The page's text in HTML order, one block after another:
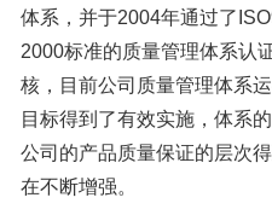
体系，并于2004年通过了
2000标准的质量管理体系认
核，目前公司质量管理体系
目标得到了有效实施，体系
公司的产品质量保证的层次
在不断增强。